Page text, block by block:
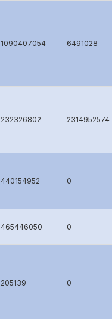
1090407054 6491028
232326802 2314952574
440154952 0
465446050 0
205139 0